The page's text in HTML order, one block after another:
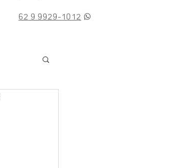
62 9 9929-1012